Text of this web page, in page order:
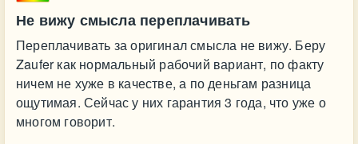
Не вижу смысла переплачивать
Переплачивать за оригинал смысла не вижу. Беру
Zaufer как нормальный рабочий вариант, по факту
ничем не хуже в качестве, а по деньгам разница
ощутимая. Сейчас у них гарантия 3 года, что уже о
многом говорит.